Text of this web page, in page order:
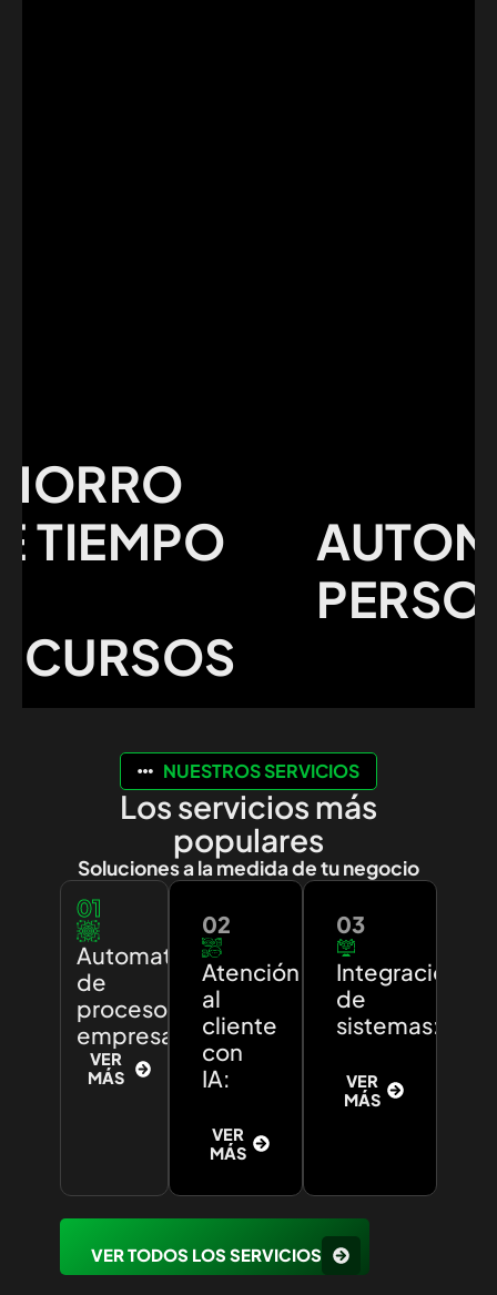
NUESTROS SERVICIOS
Los servicios más
populares
Soluciones a la medida de tu negocio
01
Automatización
de
procesos
empresariales:
VER
MÁS
02
Atención
al
cliente
con
IA:
VER
MÁS
03
Integración
de
sistemas:
VER
MÁS
VER TODOS LOS SERVICIOS